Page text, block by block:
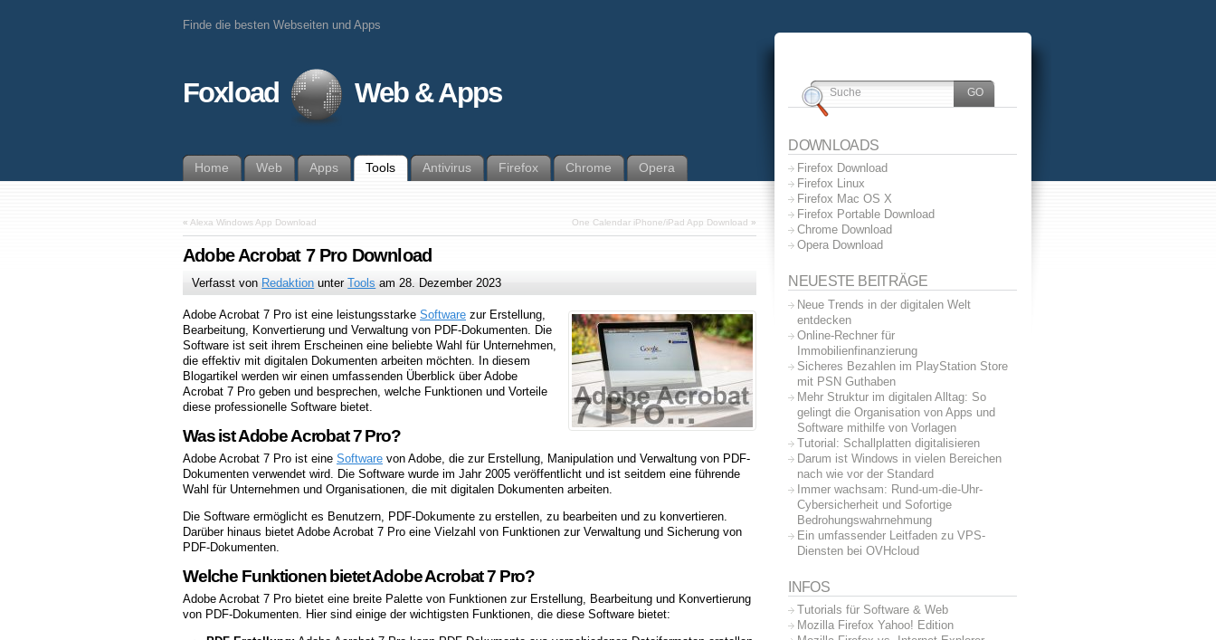
Finde die besten Webseiten und Apps
Foxload Web & Apps
Home Web Apps Tools Antivirus Firefox Chrome Opera
« Alexa Windows App Download One Calendar iPhone/iPad App Download »
Adobe Acrobat 7 Pro Download
Verfasst von Redaktion unterTools am28. Dezember 2023
Adobe Acrobat 7 Pro ist eine leistungsstarke Software zur Erstellung,
Bearbeitung, Konvertierung und Verwaltung von PDF-Dokumenten. Die
Software ist seit ihrem Erscheinen eine beliebte Wahl für Unternehmen,
die effektiv mit digitalen Dokumenten arbeiten möchten. In diesem
Blogartikel werden wir einen umfassenden Überblick über Adobe
Acrobat 7 Pro geben und besprechen, welche Funktionen und Vorteile
diese professionelle Software bietet.
Was ist Adobe Acrobat 7 Pro?
Adobe Acrobat 7 Pro ist eine Software von Adobe, die zur Erstellung, Manipulation und Verwaltung von PDF-
Dokumenten verwendet wird. Die Software wurde im Jahr 2005 veröffentlicht und ist seitdem eine führende
Wahl für Unternehmen und Organisationen, die mit digitalen Dokumenten arbeiten.
Die Software ermöglicht es Benutzern, PDF-Dokumente zu erstellen, zu bearbeiten und zu konvertieren.
Darüber hinaus bietet Adobe Acrobat 7 Pro eine Vielzahl von Funktionen zur Verwaltung und Sicherung von
PDF-Dokumenten.
Welche Funktionen bietet Adobe Acrobat 7 Pro?
Adobe Acrobat 7 Pro bietet eine breite Palette von Funktionen zur Erstellung, Bearbeitung und Konvertierung
von PDF-Dokumenten. Hier sind einige der wichtigsten Funktionen, die diese Software bietet:
DOWNLOADS
Firefox Download
Firefox Linux
Firefox Mac OS X
Firefox Portable Download
Chrome Download
Opera Download
NEUESTE BEITRÄGE
Neue Trends in der digitalen Welt
entdecken
Online-Rechner für
Immobilienfinanzierung
Sicheres Bezahlen im PlayStation Store
mit PSN Guthaben
Mehr Struktur im digitalen Alltag: So
gelingt die Organisation von Apps und
Software mithilfe von Vorlagen
Tutorial: Schallplatten digitalisieren
Darum ist Windows in vielen Bereichen
nach wie vor der Standard
Immer wachsam: Rund-um-die-Uhr-
Cybersicherheit und Sofortige
Bedrohungswahrnehmung
Ein umfassender Leitfaden zu VPS-
Diensten bei OVHcloud
INFOS
Tutorials für Software & Web
Mozilla Firefox Yahoo! Edition